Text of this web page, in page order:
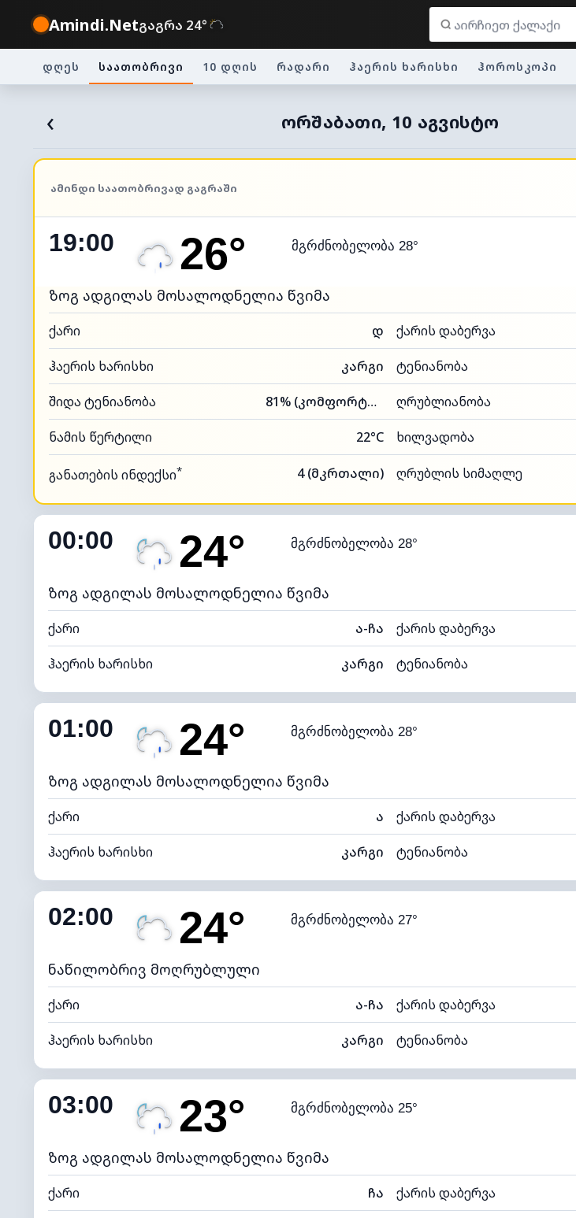
Amindi.Netგაგრა 24°
დღეს საათობრივი 10 დღის რადარი ჰაერის ხარისხი ჰოროსკოპი
‹ ᲝᲠᲨᲐᲑᲐᲗᲘ, 10 ᲐᲒᲕᲘᲡᲢᲝ
ᲐᲛᲘᲜᲓᲘ ᲡᲐᲐᲗᲝᲑᲠᲘᲕᲐᲓ ᲒᲐᲒᲠᲐᲨᲘ
19:00 26° მგრძნობელობა 28°
ზოგ ადგილას მოსალოდნელია წვიმა
ქარი დ ქარის დაბერვა
ჰაერის ხარისხი კარგი ტენიანობა
შიდა ტენიანობა 81% (კომფორტული) ღრუბლიანობა
ნამის წერტილი 22°C ხილვადობა
განათების ინდექსი* 4 (მკრთალი) ღრუბლის სიმაღლე
00:00 24° მგრძნობელობა 28°
ზოგ ადგილას მოსალოდნელია წვიმა
ქარი ა-ჩა ქარის დაბერვა
ჰაერის ხარისხი კარგი ტენიანობა
შიდა ტენიანობა 84% (კომფორტული) ღრუბლიანობა
ნამის წერტილი 21°C ხილვადობა
განათების ინდექსი
01:00 24° მგრძნობელობა 28°
ზოგ ადგილას მოსალოდნელია წვიმა
ქარი ა ქარის დაბერვა
ჰაერის ხარისხი კარგი ტენიანობა
შიდა ტენიანობა 84% (კომფორტული) ღრუბლიანობა
ნამის წერტილი 21°C ხილვადობა
განათების ინდექსი
02:00 24° მგრძნობელობა 27°
ნაწილობრივ მოღრუბლული
ქარი ა-ჩა ქარის დაბერვა
ჰაერის ხარისხი კარგი ტენიანობა
შიდა ტენიანობა 84% (კომფორტული) ღრუბლიანობა
ნამის წერტილი 21°C ხილვადობა
განათების ინდექსი
03:00 23° მგრძნობელობა 25°
ზოგ ადგილას მოსალოდნელია წვიმა
ქარი ჩა ქარის დაბერვა